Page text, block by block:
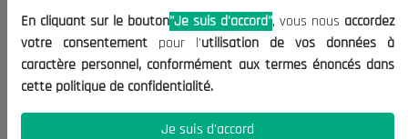
contact@cnese.dz
Suggestions or Initiatives?
Newsletter
Inscrivez-vous, soyez le premier à découvrir nos
En cliquant sur le bouton"Je suis d'accord", vous nous accordez
votre consentement pour l'utilisation de vos données à
caractère personnel, conformément aux termes énoncés dans
cette politique de confidentialité.
Je suis d'accord